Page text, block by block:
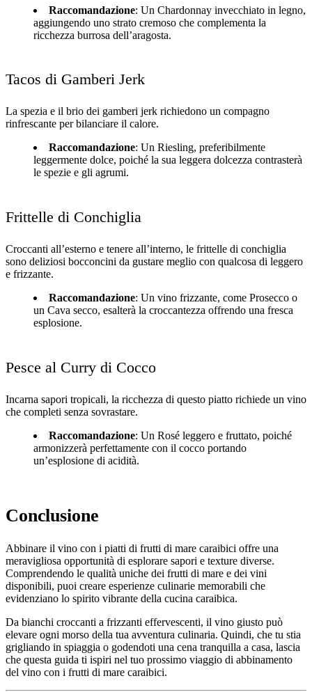
Raccomandazione: Un Chardonnay invecchiato in legno,
aggiungendo uno strato cremoso che complementa la
ricchezza burrosa dell’aragosta.
Tacos di Gamberi Jerk
La spezia e il brio dei gamberi jerk richiedono un compagno
rinfrescante per bilanciare il calore.
Raccomandazione: Un Riesling, preferibilmente
leggermente dolce, poiché la sua leggera dolcezza contrasterà
le spezie e gli agrumi.
Frittelle di Conchiglia
Croccanti all’esterno e tenere all’interno, le frittelle di conchiglia
sono deliziosi bocconcini da gustare meglio con qualcosa di leggero
e frizzante.
Raccomandazione: Un vino frizzante, come Prosecco o
un Cava secco, esalterà la croccantezza offrendo una fresca
esplosione.
Pesce al Curry di Cocco
Incarna sapori tropicali, la ricchezza di questo piatto richiede un vino
che completi senza sovrastare.
Raccomandazione: Un Rosé leggero e fruttato, poiché
armonizzerà perfettamente con il cocco portando
un’esplosione di acidità.
Conclusione
Abbinare il vino con i piatti di frutti di mare caraibici offre una
meravigliosa opportunità di esplorare sapori e texture diverse.
Comprendendo le qualità uniche dei frutti di mare e dei vini
disponibili, puoi creare esperienze culinarie memorabili che
evidenziano lo spirito vibrante della cucina caraibica.
Da bianchi croccanti a frizzanti effervescenti, il vino giusto può
elevare ogni morso della tua avventura culinaria. Quindi, che tu stia
grigliando in spiaggia o godendoti una cena tranquilla a casa, lascia
che questa guida ti ispiri nel tuo prossimo viaggio di abbinamento
del vino con i frutti di mare caraibici.